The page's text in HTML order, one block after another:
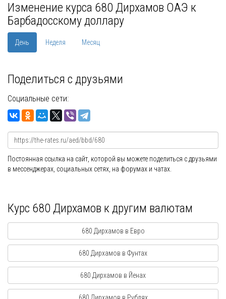
Изменение курса 680 Дирхамов ОАЭ к
Барбадосскому доллару
День Неделя Месяц
Поделиться с друзьями
Социальные сети:
Постоянная ссылка на сайт, которой вы можете поделиться с друзьями
в мессенджерах, социальных сетях, на форумах и чатах.
Курс 680 Дирхамов к другим валютам
680 Дирхамов в Евро
680 Дирхамов в Фунтах
680 Дирхамов в Йенах